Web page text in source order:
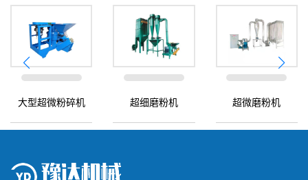
大型超微粉碎机 超细磨粉机 超微磨粉机